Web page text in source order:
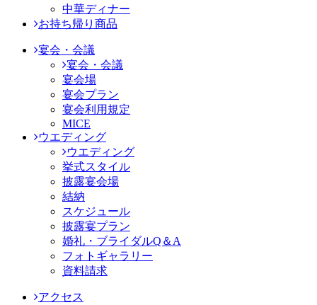
中華ディナー
お持ち帰り商品
宴会・会議
宴会・会議
宴会場
宴会プラン
宴会利用規定
MICE
ウエディング
ウエディング
挙式スタイル
披露宴会場
結納
スケジュール
披露宴プラン
婚礼・ブライダルQ＆A
フォトギャラリー
資料請求
アクセス